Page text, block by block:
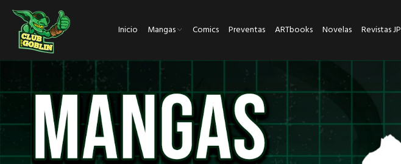
Inicio Mangas Comics Preventas ARTbooks Novelas Revistas JP